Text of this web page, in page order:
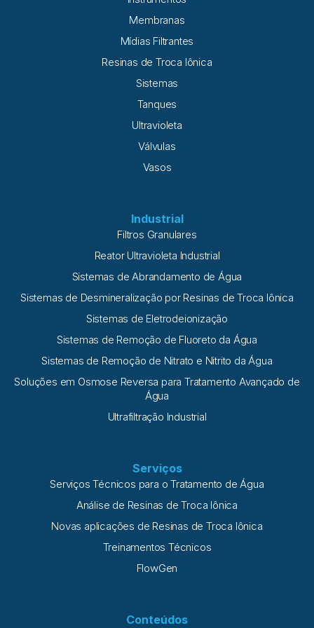
Membranas
Mídias Filtrantes
Resinas de Troca Iônica
Sistemas
Tanques
Ultravioleta
Válvulas
Vasos
Industrial
Filtros Granulares
Reator Ultravioleta Industrial
Sistemas de Abrandamento de Água
Sistemas de Desmineralização por Resinas de Troca Iônica
Sistemas de Eletrodeionização
Sistemas de Remoção de Fluoreto da Água
Sistemas de Remoção de Nitrato e Nitrito da Água
Soluções em Osmose Reversa para Tratamento Avançado de
Água
Ultrafiltração Industrial
Serviços
Serviços Técnicos para o Tratamento de Água
Análise de Resinas de Troca Iônica
Novas aplicações de Resinas de Troca Iônica
Treinamentos Técnicos
FlowGen
Conteúdos